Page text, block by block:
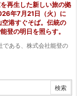
再生した新しい旅の拠
年7月21日（火）に
港すぐそば。伝統の
登の明日を照らす。
である、株式会社能登の